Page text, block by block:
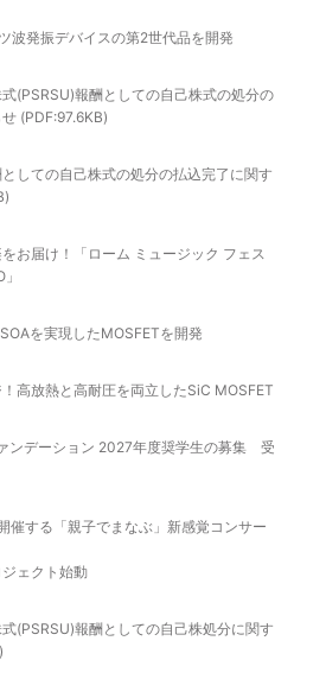
波発振デバイスの第2世代品を開発
(PSRSU)報酬としての自己株式の処分の
(PDF:97.6KB)
しての自己株式の処分の払込完了に関す
お届け！「ローム ミュージック フェス
を実現したMOSFETを開発
高放熱と高耐圧を両立したSiC MOSFET
ンデーション 2027年度奨学生の募集 受
催する「親子でまなぶ」新感覚コンサー
ェクト始動
(PSRSU)報酬としての自己株処分に関す